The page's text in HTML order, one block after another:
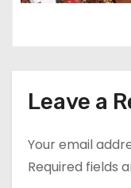
Leave a
Your email
Required fields